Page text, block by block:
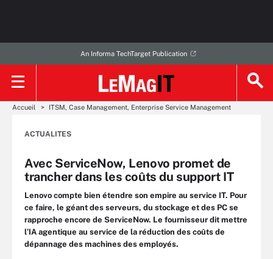
An Informa TechTarget Publication
Accueil ITSM, Case Management, Enterprise Service Management
ACTUALITES
Avec ServiceNow, Lenovo promet de
trancher dans les coûts du support IT
Lenovo compte bien étendre son empire au service IT. Pour
ce faire, le géant des serveurs, du stockage et des PC se
rapproche encore de ServiceNow. Le fournisseur dit mettre
l’IA agentique au service de la réduction des coûts de
dépannage des machines des employés.